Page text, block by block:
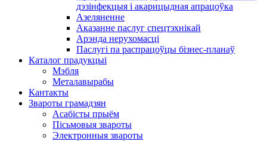
дэзінфекцыя і акарицыдная апрацоўка
Азеляненне
Аказанне паслуг спецтэхнікай
Арэнда нерухомасці
Паслугі па распрацоўцы бізнес-планаў
Каталог прадукцыі
Мэбля
Металавырабы
Кантакты
Звароты грамадзян
Асабісты прыём
Пісьмовыя звароты
Электронныя звароты